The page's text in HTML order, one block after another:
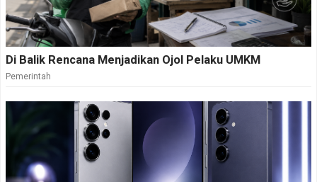
Di Balik Rencana Menjadikan Ojol Pelaku UMKM
Pemerintah